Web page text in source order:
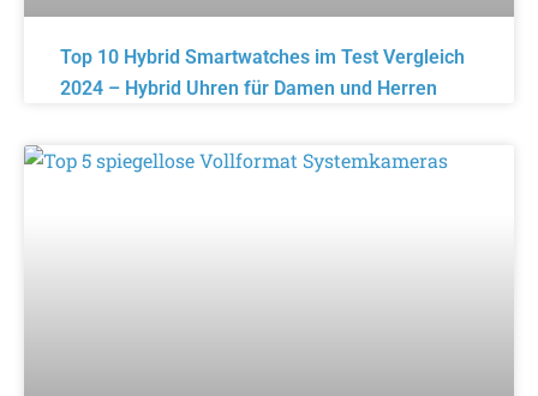
Top 10 Hybrid Smartwatches im Test Vergleich
2024 – Hybrid Uhren für Damen und Herren